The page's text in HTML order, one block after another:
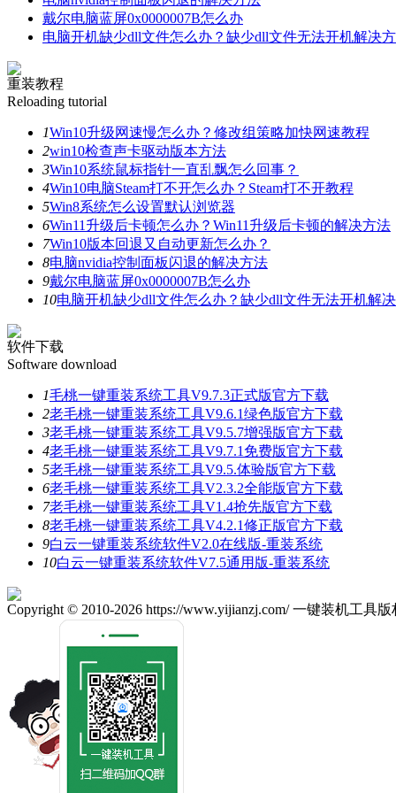
戴尔电脑蓝屏0x0000007B怎么办
电脑开机缺少dll文件怎么办？缺少dll文件无法开机解决
重装教程
Reloading tutorial
1Win10升级网速慢怎么办？修改组策略加快网速教程
2win10检查声卡驱动版本方法
3Win10系统鼠标指针一直乱飘怎么回事？
4Win10电脑Steam打不开怎么办？Steam打不开教程
5Win8系统怎么设置默认浏览器
6Win11升级后卡顿怎么办？Win11升级后卡顿的解决方法
7Win10版本回退又自动更新怎么办？
8电脑nvidia控制面板闪退的解决方法
9戴尔电脑蓝屏0x0000007B怎么办
10电脑开机缺少dll文件怎么办？缺少dll文件无法开机解
软件下载
Software download
1毛桃一键重装系统工具V9.7.3正式版官方下载
2老毛桃一键重装系统工具V9.6.1绿色版官方下载
3老毛桃一键重装系统工具V9.5.7增强版官方下载
4老毛桃一键重装系统工具V9.7.1免费版官方下载
5老毛桃一键重装系统工具V9.5.体验版官方下载
6老毛桃一键重装系统工具V2.3.2全能版官方下载
7老毛桃一键重装系统工具V1.4抢先版官方下载
8老毛桃一键重装系统工具V4.2.1修正版官方下载
9白云一键重装系统软件V2.0在线版-重装系统
10白云一键重装系统软件V7.5通用版-重装系统
Copyright © 2010-2026 https://www.yijianzj.com/ 一键装机工具